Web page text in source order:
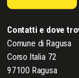
Contatti e dove
Comune di Ragusa
Corso Italia 72
97100 Ragusa